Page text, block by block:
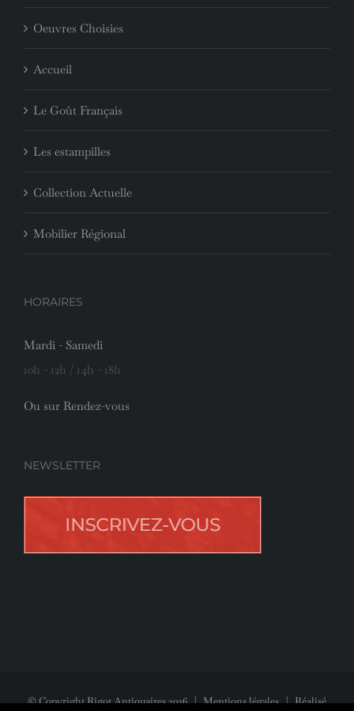
Oeuvres Choisies
Accueil
Le Goût Français
Les estampilles
Collection Actuelle
Mobilier Régional
HORAIRES
Mardi - Samedi
10h - 12h / 14h - 18h
Ou sur Rendez-vous
NEWSLETTER
© Copyright Rigot Antiquaires2026|Mentions légales| Réalisé